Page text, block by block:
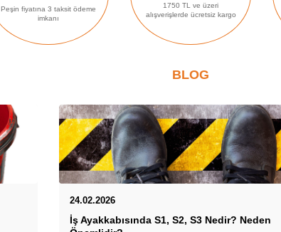
Peşin fiyatına 3 taksit ödeme
imkanı
1750 TL ve üzeri
alışverişlerde ücretsiz kargo
BLOG
24.02.2026
İş Ayakkabısında S1, S2, S3 Nedir? Neden